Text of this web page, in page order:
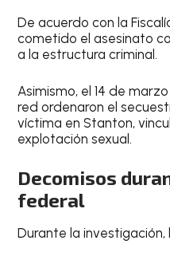
De acuerdo con la
cometido el asesinato
a la estructura criminal.
Asimismo, el 14 de
red ordenaron el
víctima en Stanton,
explotación sexual.
Decomisos
federal
Durante la